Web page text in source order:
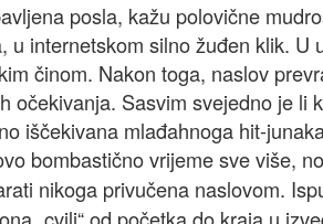
posla, kažu polovične
u internetskom silno žuđen klik. U
činom. Nakon toga, naslov
očekivanja. Sasvim svejedno je li
iščekivana mlađahnoga hit-
bombastično vrijeme sve više,
nikoga privučena naslovom.